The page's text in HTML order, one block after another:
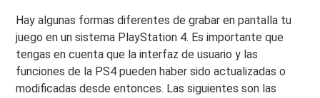
Hay algunas formas diferentes de grabar en pantalla tu
juego en un sistema PlayStation 4. Es importante que
tengas en cuenta que la interfaz de usuario y las
funciones de la PS4 pueden haber sido actualizadas o
modificadas desde entonces. Las siguientes son las